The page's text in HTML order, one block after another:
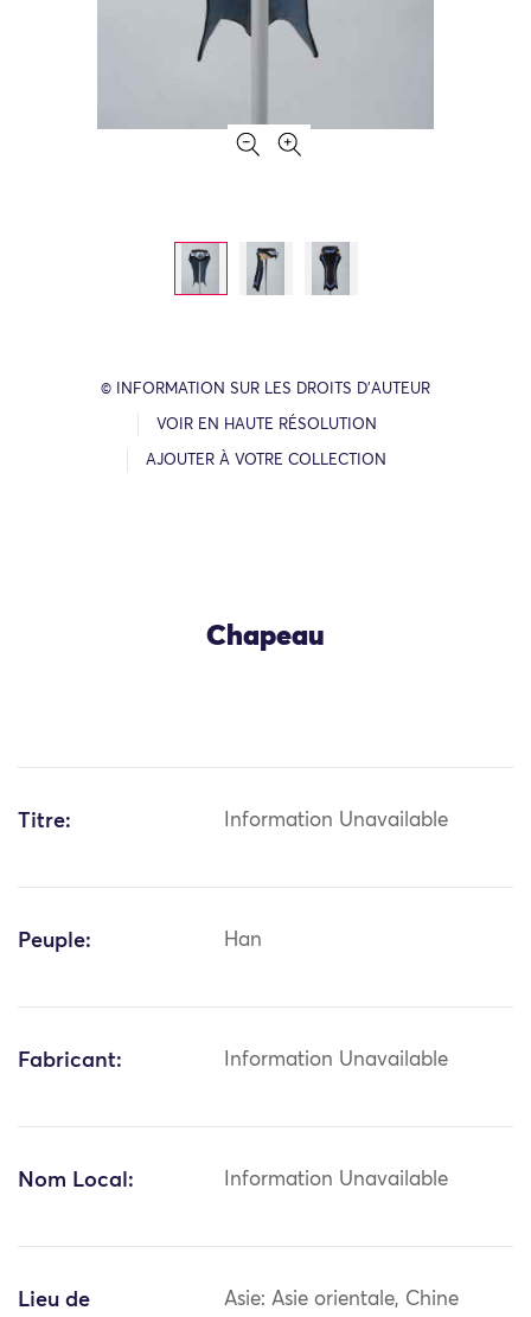
© INFORMATION SUR LES DROITS D’AUTEUR
VOIR EN HAUTE RÉSOLUTION
AJOUTER À VOTRE COLLECTION
Chapeau
Titre: Information Unavailable
Peuple: Han
Fabricant: Information Unavailable
Nom Local: Information Unavailable
Lieu de
Asie: Asie orientale, Chine